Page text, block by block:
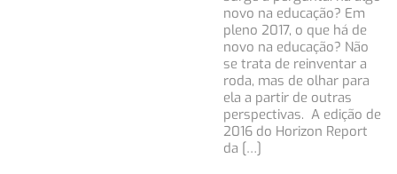
novo na educação? Em
pleno 2017, o que há de
novo na educação? Não
se trata de reinventar a
roda, mas de olhar para
ela a partir de outras
perspectivas. A edição de
2016 do Horizon Report
da […]